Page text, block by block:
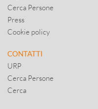
Cerca Persone
Press
Cookie policy
CONTATTI
URP
Cerca Persone
Cerca